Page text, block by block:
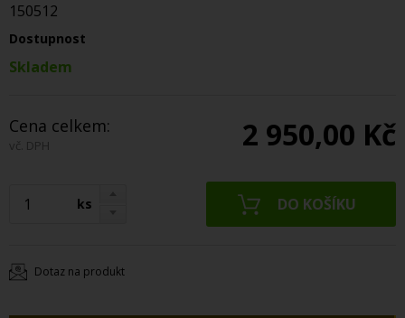
150512
Dostupnost
Skladem
Cena celkem:
vč. DPH 2 950,00 Kč
ks
Dotaz na produkt